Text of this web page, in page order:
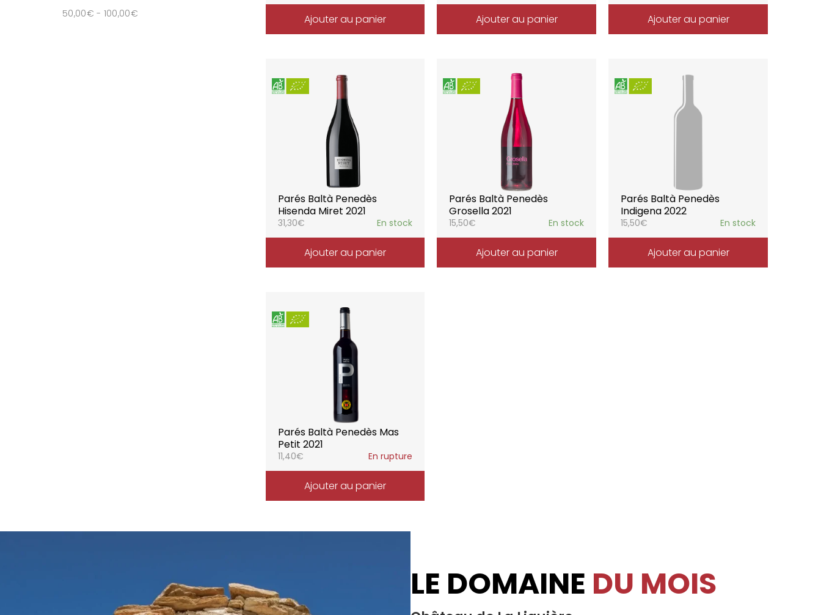
Ajouter au panier Ajouter au panier Ajouter au panier
Parés Baltà Penedès
Hisenda Miret 2021
31,30€ En stock
Ajouter au panier
Parés Baltà Penedès
Grosella 2021
15,50€ En stock
Ajouter au panier
Parés Baltà Penedès
Indigena 2022
15,50€ En stock
Ajouter au panier
Parés Baltà Penedès Mas
Petit 2021
11,40€ En rupture
Ajouter au panier
50,00€ - 100,00€
LE DOMAINE DU MOIS